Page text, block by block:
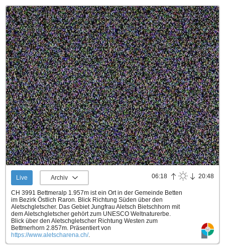
Live Archiv 06:18 20:48
CH 3991 Bettmeralp 1.957m ist ein Ort in der Gemeinde Betten
im Bezirk Östlich Raron. Blick Richtung Süden über den
Aletschgletscher. Das Gebiet Jungfrau Aletsch Bietschhorn mit
dem Aletschgletscher gehört zum UNESCO Weltnaturerbe.
Blick über den Aletschgletscher Richtung Westen zum
Bettmerhorn 2.857m. Präsentiert von
https://www.aletscharena.ch/.